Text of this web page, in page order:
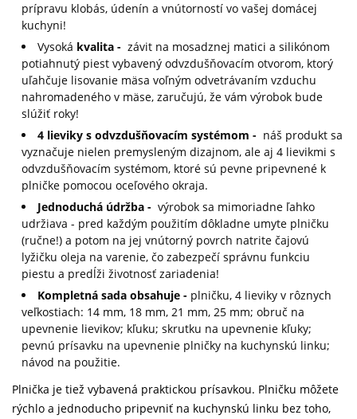
prípravu klobás, údenín a vnútorností vo vašej domácej
kuchyni!
Vysoká kvalita - závit na mosadznej matici a silikónom
potiahnutý piest vybavený odvzdušňovacím otvorom, ktorý
uľahčuje lisovanie mäsa voľným odvetrávaním vzduchu
nahromadeného v mäse, zaručujú, že vám výrobok bude
slúžiť roky!
4 lieviky s odvzdušňovacím systémom - náš produkt sa
vyznačuje nielen premysleným dizajnom, ale aj 4 lievikmi s
odvzdušňovacím systémom, ktoré sú pevne pripevnené k
plničke pomocou oceľového okraja.
Jednoduchá údržba - výrobok sa mimoriadne ľahko
udržiava - pred každým použitím dôkladne umyte plničku
(ručne!) a potom na jej vnútorný povrch natrite čajovú
lyžičku oleja na varenie, čo zabezpečí správnu funkciu
piestu a predĺži životnosť zariadenia!
Kompletná sada obsahuje - plničku, 4 lieviky v rôznych
veľkostiach: 14 mm, 18 mm, 21 mm, 25 mm; obruč na
upevnenie lievikov; kľuku; skrutku na upevnenie kľuky;
pevnú prísavku na upevnenie plničky na kuchynskú linku;
návod na použitie.
Plnička je tiež vybavená praktickou prísavkou. Plničku môžete
rýchlo a jednoducho pripevniť na kuchynskú linku bez toho,